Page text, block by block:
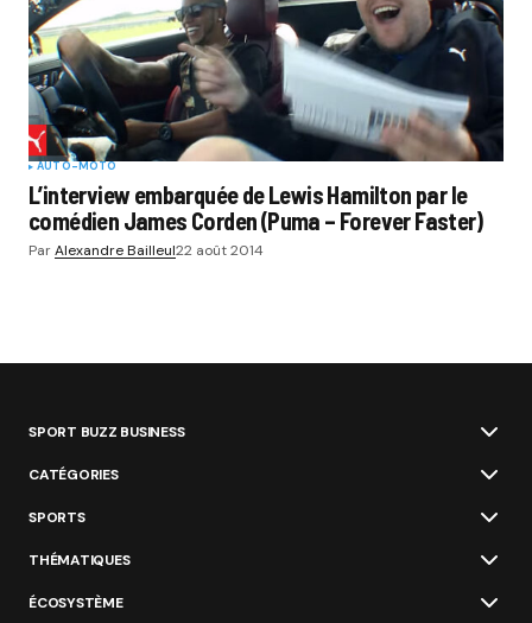
AUTO-MOTO
L’interview embarquée de Lewis Hamilton par le
comédien James Corden (Puma – Forever Faster)
ParAlexandre Bailleul22 août 2014
SPORT BUZZ BUSINESS
CATÉGORIES
SPORTS
THÉMATIQUES
ÉCOSYSTÈME